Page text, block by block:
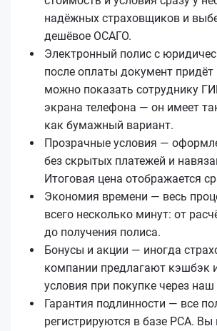
надёжных страховщиков и
дешёвое ОСАГО.
Электронный полис с
после оплаты документ придёт
можно показать сотруднику
экрана телефона — он имеет
как бумажный вариант.
Прозрачные условия —
без скрытых платежей и
Итоговая цена отображается
Экономия времени — весь
всего несколько минут: от
до получения полиса.
Бонусы и акции — иногда
компании предлагают кэшбэк
условия при покупке через наш
Гарантия подлинности — все
регистрируются в базе РСА.